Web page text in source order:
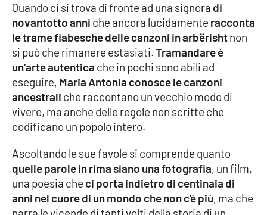
Editoriali
VIDEO
Ambiente
Cronaca
Cultura
Economia e Lavoro
Politica
Quando ci si trova di fronte ad una signora di
novantotto anni che ancora lucidamente racconta
le trame fiabesche delle canzoni in arbërishtnon
si può che rimanere estasiati.Tramandare è
un’arte autentica che in pochi sono abili ad
eseguire, Maria Antonia conosce le canzoni
ancestrali che raccontano un vecchio modo di
vivere, ma anche delle regole non scritte che
codificano un popolo intero.
Ascoltando le sue favole si comprende quanto
quelle parole in rima siano una fotografia, un film,
una poesia che ci porta indietro di centinaia di
anni nel cuore di un mondo che non c’è più, ma che